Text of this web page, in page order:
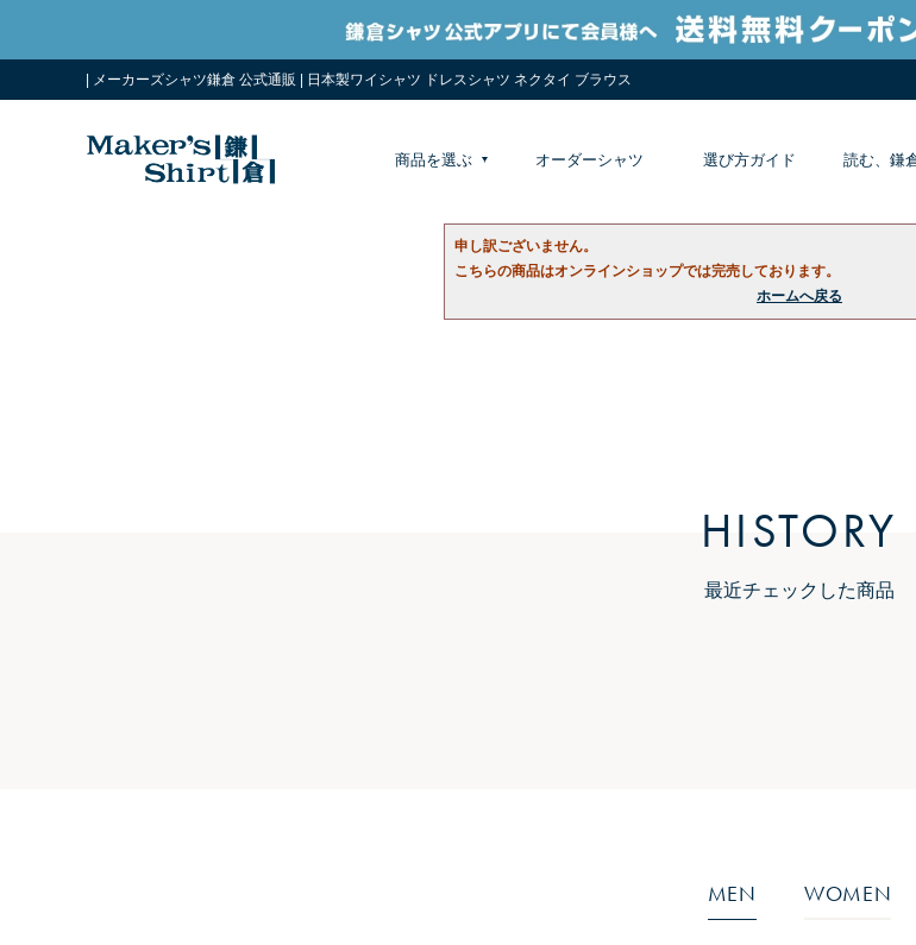
| メーカーズシャツ鎌倉 公式通販 | 日本製ワイシャツ ドレスシャツ ネクタイ ブラウス
商品を選ぶ オーダーシャツ 選び方ガイド 読む、鎌
申し訳ございません。
こちらの商品はオンラインショップでは完売しております。
ホームへ戻る
HISTORY
最近チェックした商品
MEN WOMEN